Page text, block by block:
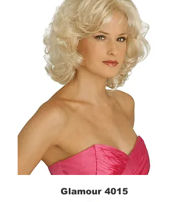
Glamour 4015